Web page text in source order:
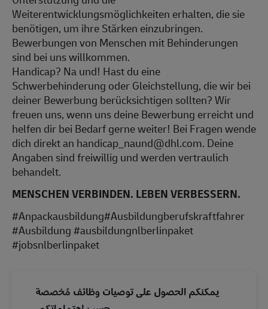
Weiterentwicklungsmöglichkeiten erhalten, die sie
benötigen, um ihre Stärken einzubringen.
Bewerbungen von Menschen mit Behinderungen
sind bei uns willkommen.
Handicap? Na und! Hast du eine
Schwerbehinderung oder Gleichstellung, die wir bei
deiner Bewerbung berücksichtigen sollten? Wir
freuen uns, wenn uns deine Bewerbung erreicht und
helfen dir bei Bedarf gerne weiter! Bei Fragen wende
dich direkt an handicap_naund@dhl.com. Deine
Angaben sind freiwillig und werden vertraulich
behandelt.
MENSCHEN VERBINDEN. LEBEN VERBESSERN.
#Anpackausbildung#Ausbildungberufskraftfahrer
#Ausbildung #ausbildungnlberlinpaket
#jobsnlberlinpaket
يمكنكم الحصول على توصيات وظائف مُخصصة